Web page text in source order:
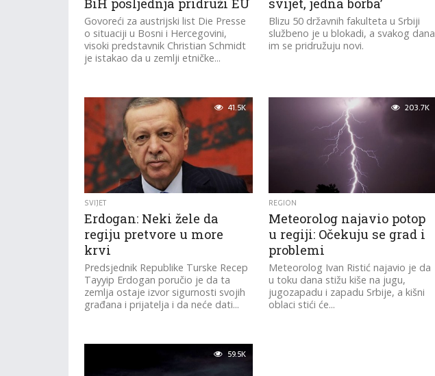
BiH posljednja pridruži EU
Govoreći za austrijski list Die Presse
o situaciji u Bosni i Hercegovini,
visoki predstavnik Christian Schmidt
je istakao da u zemlji etničke...
svijet, jedna borba’
Blizu 50 državnih fakulteta u Srbiji
službeno je u blokadi, a svakog dana
im se pridružuju novi.
41.5K
SVIJET
Erdogan: Neki žele da
regiju pretvore u more
krvi
Predsjednik Republike Turske Recep
Tayyip Erdogan poručio je da ta
zemlja ostaje izvor sigurnosti svojih
građana i prijatelja i da neće dati...
203.7K
REGION
Meteorolog najavio potop
u regiji: Očekuju se grad i
problemi
Meteorolog Ivan Ristić najavio je da
u toku dana stižu kiše na jugu,
jugozapadu i zapadu Srbije, a kišni
oblaci stići će...
59.5K